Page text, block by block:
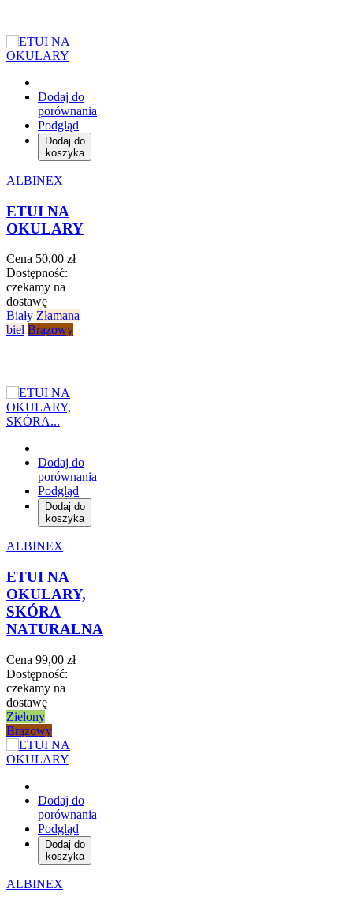
Dodaj do
porównania
Podgląd
Dodaj do
koszyka
ALBINEX
ETUI NA
OKULARY
Cena 50,00 zł
Dostępność:
czekamy na
dostawę
Biały Złamana
biel Brązowy
Dodaj do
porównania
Podgląd
Dodaj do
koszyka
ALBINEX
ETUI NA
OKULARY,
SKÓRA
NATURALNA
Cena 99,00 zł
Dostępność:
czekamy na
dostawę
Zielony
Brązowy
Dodaj do
porównania
Podgląd
Dodaj do
koszyka
ALBINEX